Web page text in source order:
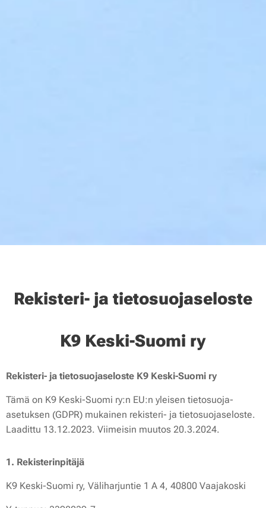
Rekisteri- ja tietosuojaseloste
K9 Keski-Suomi ry
Rekisteri- ja tietosuojaseloste K9 Keski-Suomi ry
Tämä on K9 Keski-Suomi ry:n EU:n yleisen tietosuoja-
asetuksen (GDPR) mukainen rekisteri- ja tietosuojaseloste.
Laadittu 13.12.2023. Viimeisin muutos 20.3.2024.
1. Rekisterinpitäjä
K9 Keski-Suomi ry, Väliharjuntie 1 A 4, 40800 Vaajakoski